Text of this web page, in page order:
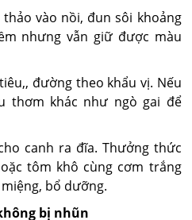
thảo vào nồi, đun sôi khoảng
nhưng vẫn giữ được màu
đường theo khẩu vị. Nếu
thơm khác như ngò gai để
canh ra đĩa. Thưởng thức
tôm khô cùng cơm trắng
bổ dưỡng.
bị nhũn